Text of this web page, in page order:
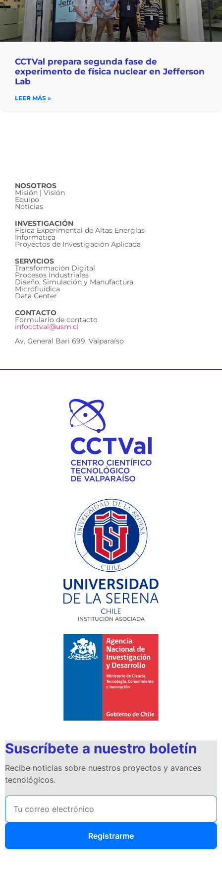
CCTVal prepara segunda fase de
experimento de física nuclear en Jefferson
Lab
LEER MÁS »
NOSOTROS
Misión | Visión
Equipo
Noticias
INVESTIGACIÓN
Física Experimental de Altas Energías
Informática
Proyectos de Investigación Aplicada
SERVICIOS
Transformación Digital
Procesos Industriales
Diseño, Simulación y Manufactura
Microfluídica
Data Center
CONTACTO
Formulario de contacto
infocctval@usm.cl
Av. General Bari 699, Valparaíso
INSTITUCIÓN ASOCIADA
Suscríbete a nuestro boletín
Recibe noticias sobre nuestros proyectos y avances
tecnológicos.
Registrarme